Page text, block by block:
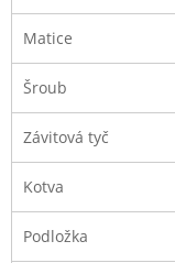
Matice
Šroub
Závitová tyč
Kotva
Podložka